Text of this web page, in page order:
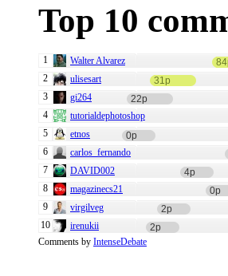
Top 10
1 Walter Alvarez
2
ulisesart
31p
3
gi264
22p
4
tutorialdephotoshop
5
etnos
0p
6
carlos_fernando
7
DAVID002
4p
8
magazinecs21
0p
9
virgilveg
2p
10
irenukii
2p
Comments by IntenseDebate